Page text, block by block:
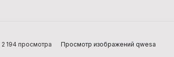
2 194 просмотра Просмотр изображений qwesa